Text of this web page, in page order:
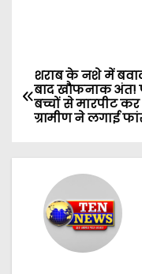
P
o
शराब के नशे में
बाद खौफनाक अंत!
बच्चों से मारपीट कर
ग्रामीण ने लगाई